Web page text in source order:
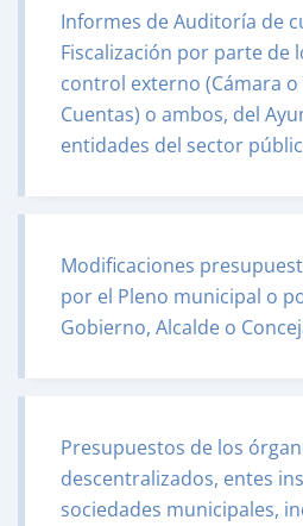
Informes de Auditoría de
Fiscalización por parte de
control externo (Cámara
Cuentas) o ambos, del
entidades del sector
Modificaciones
por el Pleno municipal o
Gobierno, Alcalde o
Presupuestos de los
descentralizados, entes
sociedades municipales,